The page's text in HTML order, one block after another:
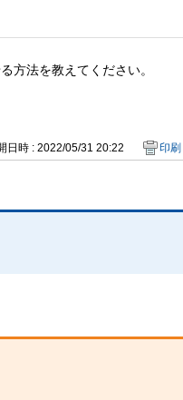
方法を教えてください。
日時 : 2022/05/31 20:22 印刷